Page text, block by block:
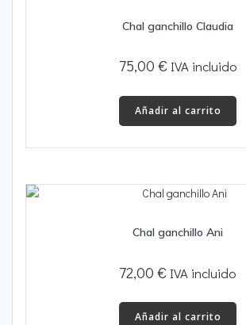
Chal ganchillo Claudia
75,00 € IVA incluido
Añadir al carrito
Chal ganchillo Ani
72,00 € IVA incluido
Añadir al carrito